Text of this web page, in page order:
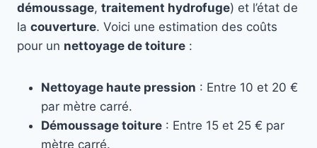
démoussage, traitement hydrofuge) et l’état de
la couverture. Voici une estimation des coûts
pour un nettoyage de toiture :
Nettoyage haute pression : Entre 10 et 20 €
par mètre carré.
Démoussage toiture : Entre 15 et 25 € par
mètre carré.